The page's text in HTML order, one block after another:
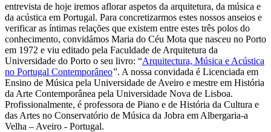
entrevista de hoje iremos aflorar aspetos da arquitetura, da música e
da acústica em Portugal. Para concretizarmos estes nossos anseios e
verificar as íntimas relações que existem entre estes três polos do
conhecimento, convidámos Maria do Céu Mota que nasceu no Porto
em 1972 e viu editado pela Faculdade de Arquitetura da
Universidade do Porto o seu livro: “Arquitectura, Música e Acústica
no Portugal Contemporâneo”. A nossa convidada é Licenciada em
Ensino de Música pela Universidade de Aveiro e mestre em História
da Arte Contemporânea pela Universidade Nova de Lisboa.
Profissionalmente, é professora de Piano e de História da Cultura e
das Artes no Conservatório de Música da Jobra em Albergaria-a
Velha – Aveiro - Portugal.